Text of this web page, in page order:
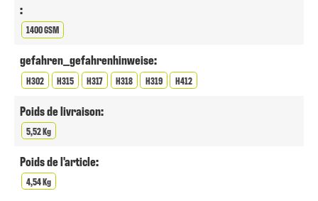
:
1400 GSM
gefahren_gefahrenhinweise:
H302 H315 H317 H318 H319 H412
Poids de livraison:
5,52 Kg
Poids de l'article:
4,54 Kg